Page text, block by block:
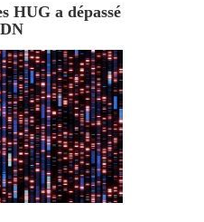
HUG a dépassé